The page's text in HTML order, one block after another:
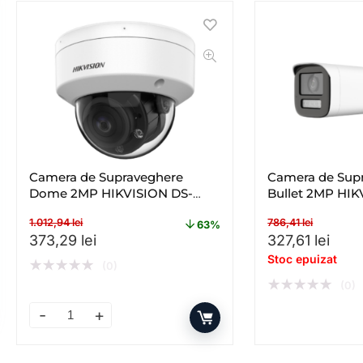
Camera de Supraveghere
Dome 2MP HIKVISION DS-
12MM), Lentila Varifocala: 2.8-
12mm
1.012,94lei
Prețul inițial a fost: 1.012,94 lei.
373,29 leiPrețul curent este: 373,29 lei.
63%
★★★★★
Camera de Supraveghere Dome 2MP HIKVISION
Camera de
Bullet 2MP
Lentila
786,41lei
Prețul inițial a
327,61 lei
Stoc epuizat
★★★★★